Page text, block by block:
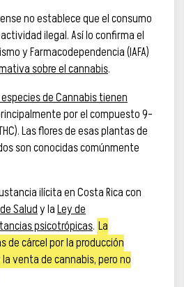
no establece que el consumo
ilegal. Así lo confirma el
y Farmacodependencia (IAFA)
sobre el cannabis.
de Cannabis tienen
por el compuesto 9-
Las flores de esas plantas de
son conocidas comúnmente
ilícita en Costa Rica con
Saludy laLey de
psicotrópicas. La
de cárcel por la producción
venta de cannabis, pero no